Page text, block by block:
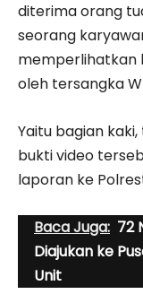
diterima orang
seorang
memperlihatkan
oleh tersangka
Yaitu bagian
bukti video
laporan ke
Baca Juga: 72
Diajukan ke
Unit